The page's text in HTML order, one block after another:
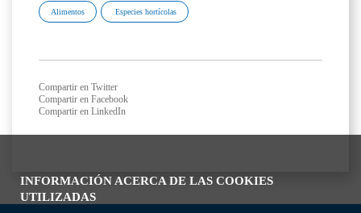
INFORMACIÓN ACERCA DE LAS COOKIES
UTILIZADAS
Alimentos Especies hortícolas
Compartir en Twitter
Compartir en Facebook
Compartir en LinkedIn